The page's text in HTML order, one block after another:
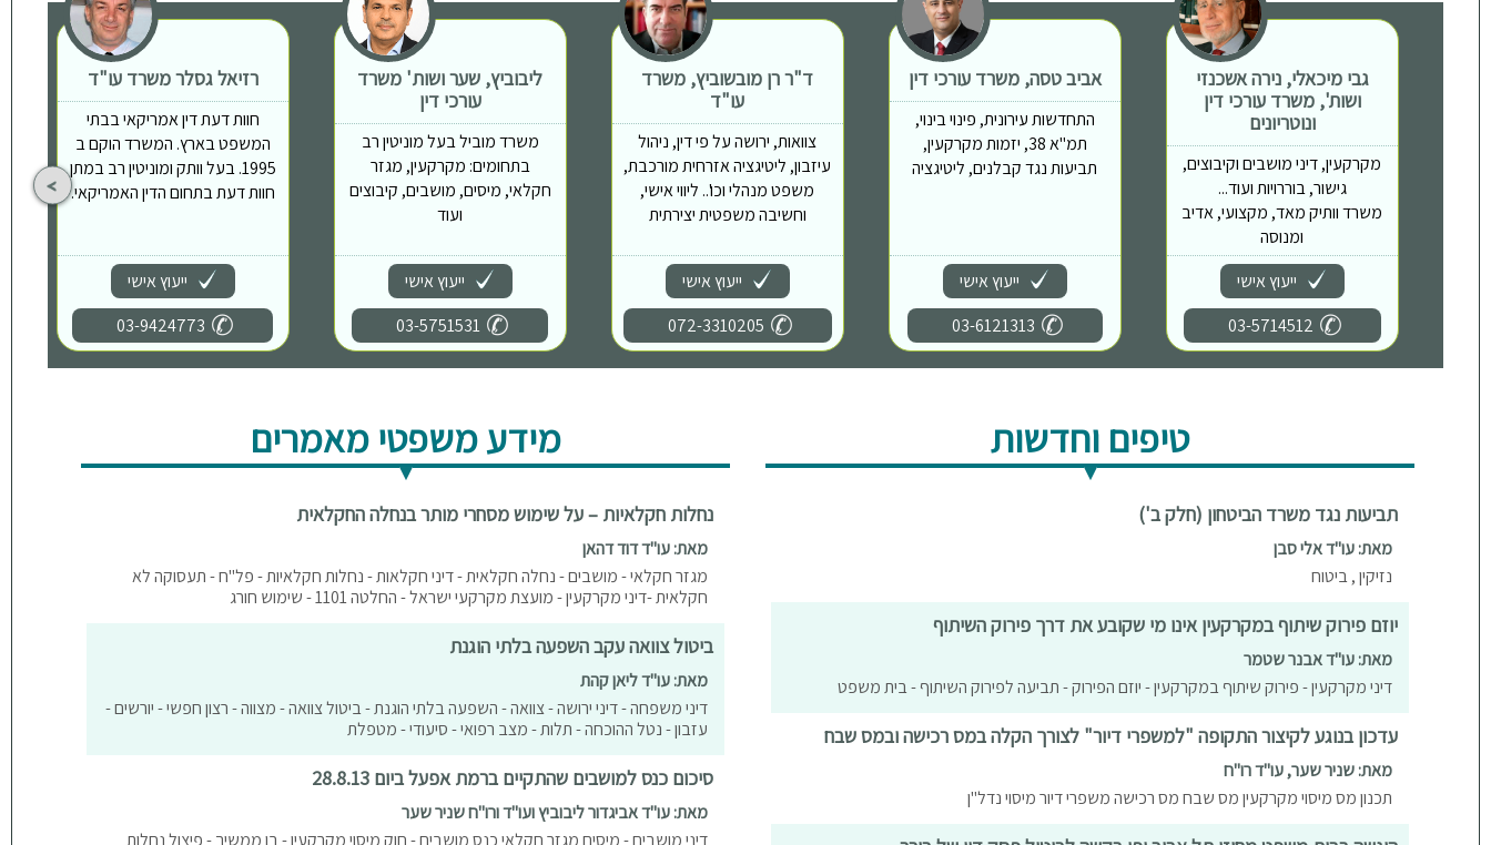
גבי מיכאלי, נירה אשכנזי
ושות', משרד עורכי דין
ונוטריונים
מקרקעין, דיני מושבים וקיבוצים,
גישור, בוררויות ועוד...
משרד וותיק מאד, מקצועי, אדיב
ומנוסה
ייעוץ אישי
03-5714512
אביב טסה, משרד עורכי דין
התחדשות עירונית, פינוי בינוי,
תמ"א 38, יזמות מקרקעין,
תביעות נגד קבלנים, ליטיגציה
ייעוץ אישי
03-6121313
ד"ר רן מובשוביץ, משרד
עו"ד
צוואות, ירושה על פי דין, ניהול
עיזבון, ליטיגציה אזרחית מורכבת,
משפט מנהלי וכו'.. ליווי אישי,
וחשיבה משפטית יצירתית
ייעוץ אישי
072-3310205
ליבוביץ, שער ושות' משרד
עורכי דין
משרד מוביל בעל מוניטין רב
בתחומים: מקרקעין, מגזר
חקלאי, מיסים, מושבים, קיבוצים
ועוד
ייעוץ אישי
03-5751531
רזיאל גסלר משרד עו"ד
חוות דעת דין אמריקאי בבתי
המשפט בארץ. המשרד הוקם ב
1995. בעל וותק ומוניטין רב במתן
חוות דעת בתחום הדין האמריקאי.
ייעוץ אישי
03-9424773
טיפים וחדשות
תביעות נגד משרד הביטחון (חלק ב')
מאת: עו"ד אלי סבן
נזיקין , ביטוח
יוזם פירוק שיתוף במקרקעין אינו מי שקובע את דרך פירוק השיתוף
מאת: עו"ד אבנר שטמר
דיני מקרקעין - פירוק שיתוף במקרקעין - יוזם הפירוק - תביעה לפירוק השיתוף - בית משפט
עדכון בנוגע לקיצור התקופה "למשפרי דיור" לצורך הקלה במס רכישה ובמס שבח
מאת: שניר שער, עו"ד רו"ח
תכנון מס מיסוי מקרקעין מס שבח מס רכישה משפרי דיור מיסוי נדל"ן
מידע משפטי מאמרים
נחלות חקלאיות – על שימוש מסחרי מותר בנחלה החקלאית
מאת: עו"ד דוד דהאן
מגזר חקלאי - מושבים - נחלה חקלאית - דיני חקלאות - נחלות חקלאיות - פל"ח - תעסוקה לא
חקלאית -דיני מקרקעין - מועצת מקרקעי ישראל - החלטה 1101 - שימוש חורג
ביטול צוואה עקב השפעה בלתי הוגנת
מאת: עו"ד ליאן קהת
דיני משפחה - דיני ירושה - צוואה - השפעה בלתי הוגנת - ביטול צוואה - מצווה - רצון חפשי - יורשים -
עזבון - נטל ההוכחה - תלות - מצב רפואי - סיעודי - מטפלת
סיכום כנס למושבים שהתקיים ברמת אפעל ביום 28.8.13
מאת: עו"ד אביגדור ליבוביץ ועו"ד ורו"ח שניר שער
דיני מושבים - מיסים מגזר חקלאי כנס מושבים - חוק מיסוי מקרקעין - בן ממשיך - פיצול נחלות